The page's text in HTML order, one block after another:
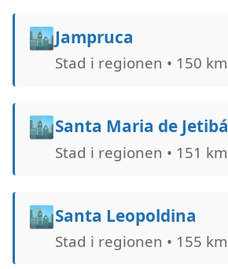
🏙️Jampruca
Stad i regionen • 150 km
🏙️Santa Maria de Jetibá
Stad i regionen • 151 km
🏙️Santa Leopoldina
Stad i regionen • 155 km